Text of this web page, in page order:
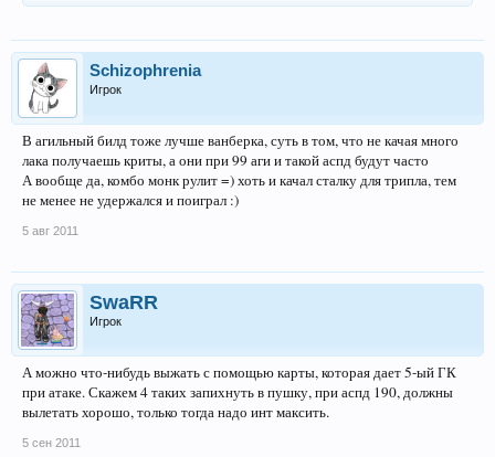
Schizophrenia
Игрок
В агильный билд тоже лучше ванберка, суть в том, что не качая много
лака получаешь криты, а они при 99 аги и такой аспд будут часто
А вообще да, комбо монк рулит =) хоть и качал сталку для трипла, тем
не менее не удержался и поиграл :)
5 авг 2011
SwaRR
Игрок
А можно что-нибудь выжать с помощью карты, которая дает 5-ый ГК
при атаке. Скажем 4 таких запихнуть в пушку, при аспд 190, должны
вылетать хорошо, только тогда надо инт максить.
5 сен 2011